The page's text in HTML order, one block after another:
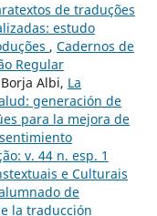
de traduções
estudo
, Cadernos de
Regular
Albi, La
generación de
para la mejora de
v. 44 n. esp. 1
e Culturais
de
la traducción